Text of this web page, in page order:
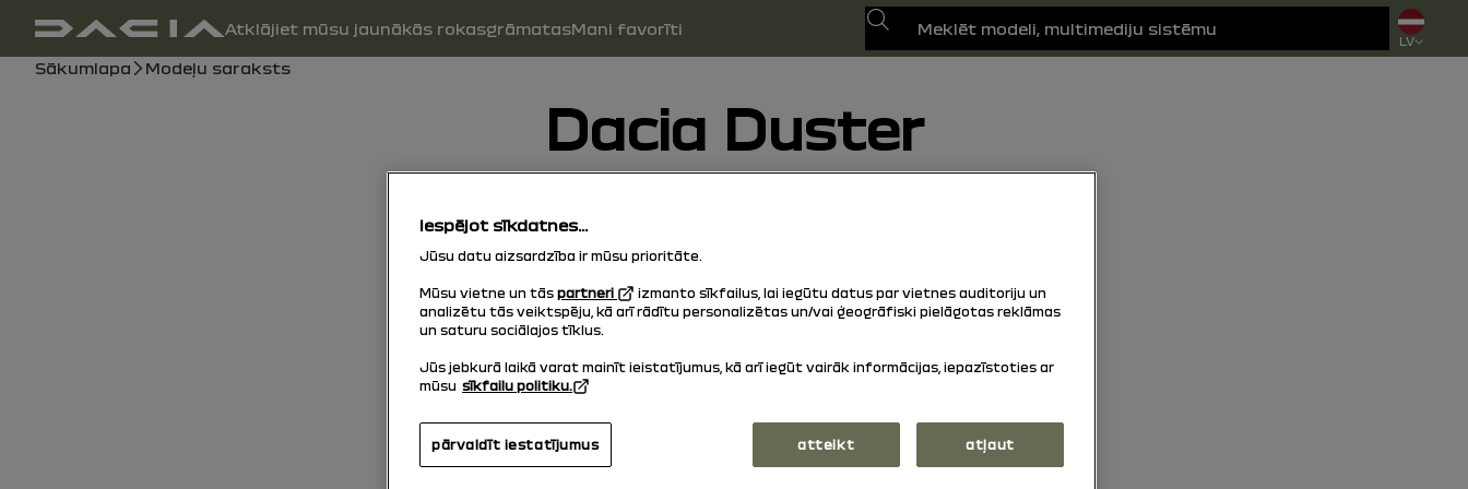
lietotāja rokasgrāmataGalvenā navigācija
Atklājiet mūsu jaunākās rokasgrāmatasMani favorīti
Meklēt
LV
navigācijas ceļš
Sākumlapa Modeļu saraksts
Dacia Duster
Iespējot sīkdatnes...
Jūsu datu aizsardzība ir mūsu prioritāte.
Mūsu vietne un tās partneri
izmanto sīkfailus, lai iegūtu datus par vietnes auditoriju un
analizētu tās veiktspēju, kā arī rādītu personalizētas un/vai ģeogrāfiski pielāgotas reklāmas
un saturu sociālajos tīklus.
Jūs jebkurā laikā varat mainīt ieistatījumus, kā arī iegūt vairāk informācijas, iepazīstoties ar
mūsu sīkfailu politiku.
atteikt atļaut
pārvaldīt iestatījumus